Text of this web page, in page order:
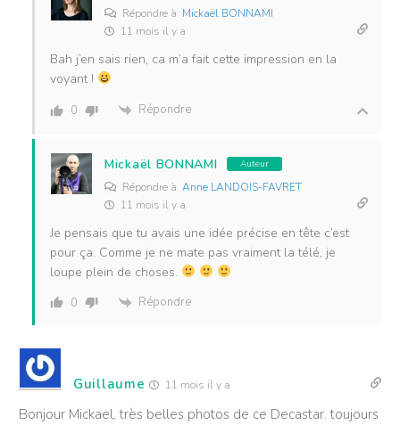
Répondre à Mickaël BONNAMI
11 mois il y a
Bah j’en sais rien, ca m’a fait cette impression en la
voyant !
0 Répondre
Mickaël BONNAMI Auteur
Répondre à Anne LANDOIS-FAVRET
11 mois il y a
Je pensais que tu avais une idée précise en tête c’est
pour ça. Comme je ne mate pas vraiment la télé, je
loupe plein de choses.
0 Répondre
Guillaume 11 mois il y a
Bonjour Mickael, très belles photos de ce Decastar. toujours